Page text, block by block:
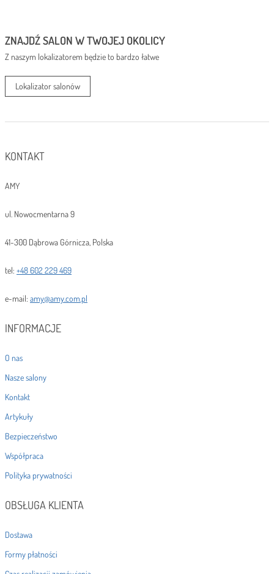
ZNAJDŹ SALON W TWOJEJ OKOLICY
Z naszym lokalizatorem będzie to bardzo łatwe
Lokalizator salonów
KONTAKT
AMY
ul. Nowocmentarna 9
41-300 Dąbrowa Górnicza, Polska
tel: +48 602 229 469
e-mail: amy@amy.com.pl
INFORMACJE
O nas
Nasze salony
Kontakt
Artykuły
Bezpieczeństwo
Współpraca
Polityka prywatności
OBSŁUGA KLIENTA
Dostawa
Formy płatności